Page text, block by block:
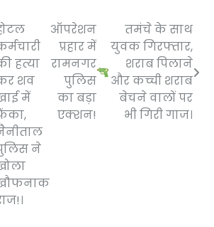
हत्या
शव
में
ने
ऑपरेशन
प्रहार में
रामनगर
पुलिस
का बड़ा
एक्शन!
तमंचे के साथ
युवक गिरफ्तार,
शराब पिलाने
और कच्ची शराब
बेचने वालों पर
भी गिरी गाज।